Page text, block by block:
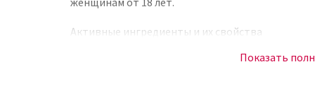
Активные ингредиенты и их свойства
В состав продукта входит перечень активных
Показать